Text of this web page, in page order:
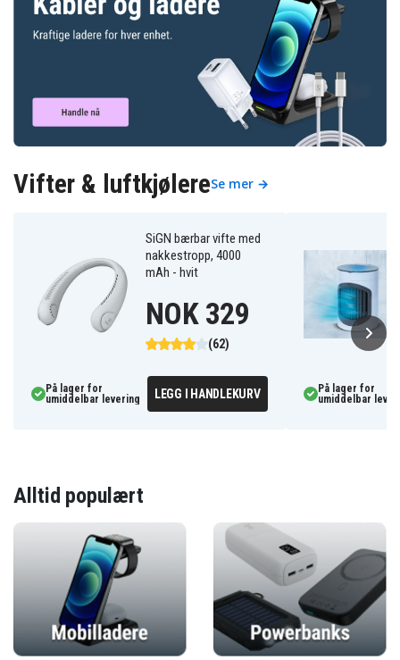
Vifter & luftkjølereSe mer →
SiGN bærbar vifte med
nakkestropp, 4000
mAh - hvit
(62)
NOK 329
På lager for
umiddelbar levering
LEGG I HANDLEKURV
På lager for
umiddelbar
Alltid populært